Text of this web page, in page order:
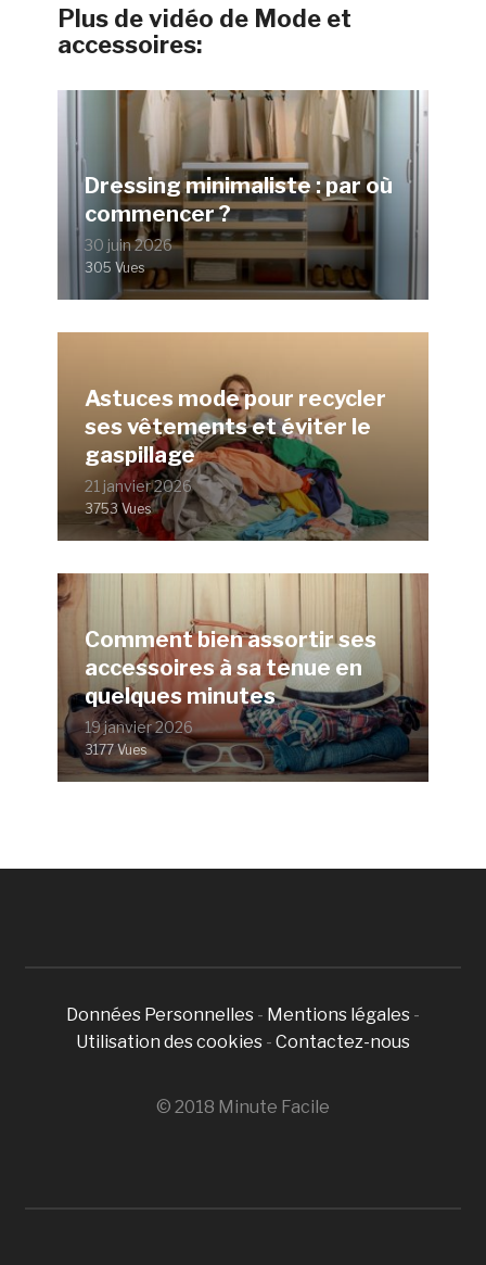
Plus de vidéo de Mode et
accessoires:
Dressing minimaliste : par où
commencer ?
30 juin 2026
305 Vues
Astuces mode pour recycler
ses vêtements et éviter le
gaspillage
21 janvier 2026
3753 Vues
Comment bien assortir ses
accessoires à sa tenue en
quelques minutes
19 janvier 2026
3177 Vues
Données Personnelles - Mentions légales -
Utilisation des cookies - Contactez-nous
© 2018 Minute Facile